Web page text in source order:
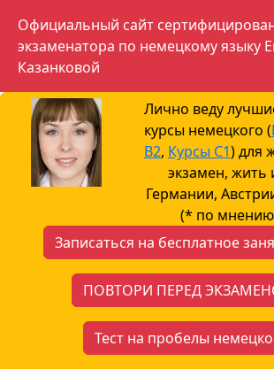
Официальный сайт
экзаменатора по немецкому языку
Казанковой
Лично веду
курсы немецкого (
B2, Курсы С1) для
экзамен, жить
Германии,
(* по мнению
Записаться на бесплатное
ПОВТОРИ ПЕРЕД
Тест на пробелы